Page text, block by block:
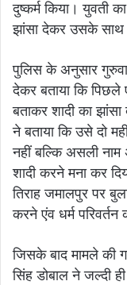
दुष्कर्म किया। युवती
झांसा देकर उसके साथ
पुलिस के अनुसार
देकर बताया कि
बताकर शादी का
ने बताया कि उसे दो
नहीं बल्कि असली
शादी करने मना कर
तिराह जमालपुर पर
करने एंव धर्म
जिसके बाद मामले की
सिंह डोबाल ने जल्दी